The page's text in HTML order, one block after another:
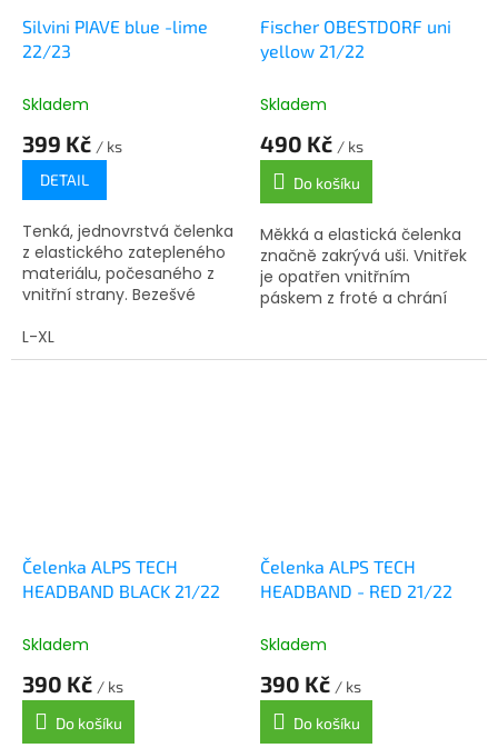
Silvini PIAVE blue -lime
22/23
Skladem
399 Kč / ks
DETAIL
Tenká, jednovrstvá čelenka
z elastického zatepleného
materiálu, počesaného z
vnitřní strany. Bezešvé
L-XL
Fischer OBESTDORF uni
yellow 21/22
Skladem
490 Kč / ks
Do košíku
Měkká a elastická čelenka
značně zakrývá uši. Vnitřek
je opatřen vnitřním
páskem z froté a chrání
Čelenka ALPS TECH
HEADBAND BLACK 21/22
Skladem
390 Kč / ks
Do košíku
Čelenka ALPS TECH
HEADBAND - RED 21/22
Skladem
390 Kč / ks
Do košíku